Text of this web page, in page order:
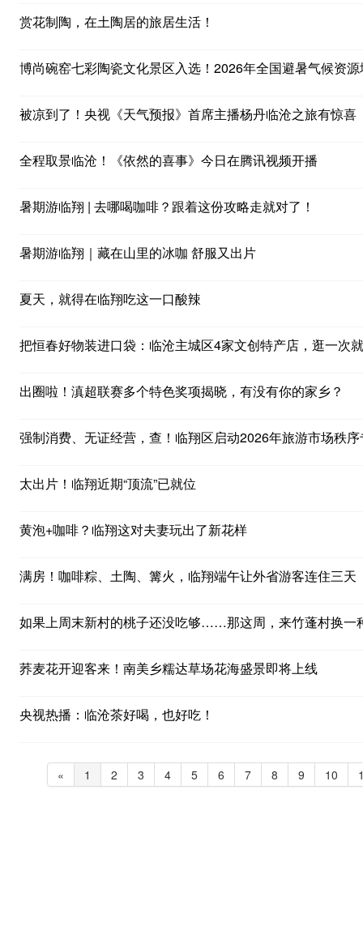
赏花制陶，在土陶居的旅居生活！
博尚碗窑七彩陶瓷文化景区入选！2026年全国避暑气候资
被凉到了！央视《天气预报》首席主播杨丹临沧之旅有惊喜
全程取景临沧！《依然的喜事》今日在腾讯视频开播
暑期游临翔 | 去哪喝咖啡？跟着这份攻略走就对了！
暑期游临翔｜藏在山里的冰咖 舒服又出片
夏天，就得在临翔吃这一口酸辣
把恒春好物装进口袋：临沧主城区4家文创特产店，逛一次
出圈啦！滇超联赛多个特色奖项揭晓，有没有你的家乡？
强制消费、无证经营，查！临翔区启动2026年旅游市场秩
太出片！临翔近期“顶流”已就位
黄泡+咖啡？临翔这对夫妻玩出了新花样
满房！咖啡粽、土陶、篝火，临翔端午让外省游客连住三天
如果上周末新村的桃子还没吃够……那这周，来竹蓬村换一
荞麦花开迎客来！南美乡糯达草场花海盛景即将上线
央视热播：临沧茶好喝，也好吃！
« 1 2 3 4 5 6 7 8 9 10